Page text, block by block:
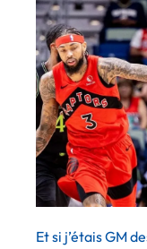
Et si j’étais GM